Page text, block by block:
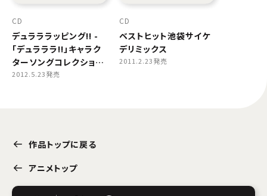
CD
デュラララッピング!! -
「デュラララ!!」キャラク
ターソングコレクショ
ン-
2012.5.23発売
CD
ベストヒット池袋サイケ
デリミックス
2011.2.23発売
作品トップに戻る
アニメトップ